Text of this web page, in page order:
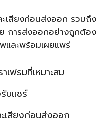
เสียงก่อนส่งออก รวมถึง
ย การส่งออกอย่างถูกต้อง
และพร้อมเผยแพร่
เฟรมที่เหมาะสม
บแชร์
เสียงก่อนส่งออก